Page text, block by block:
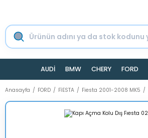
AUDİ BMW CHERY FORD
Anasayfa FORD FİESTA Fiesta 2001-2008 MK5